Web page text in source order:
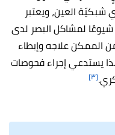
شبكيّة العين، ويعتبر
شيوعًا لمشاكل البصر لدى
الممكن علاجه وإبطاء
يستدعي إجراء فحوصات
[٣]